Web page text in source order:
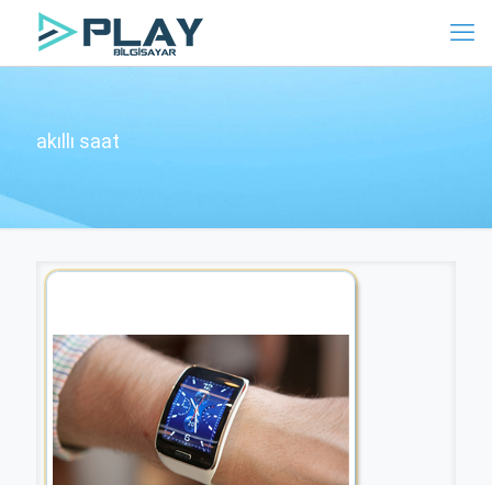
akıllı saat